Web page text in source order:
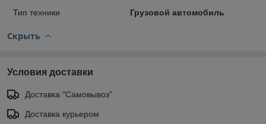
Тип техники
Грузовой автомобиль
Скрыть
Условия доставки
Доставка "Самовывоз"
Доставка курьером